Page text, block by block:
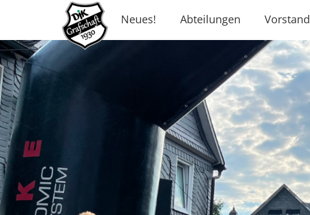
Neues! Abteilungen Vorstand